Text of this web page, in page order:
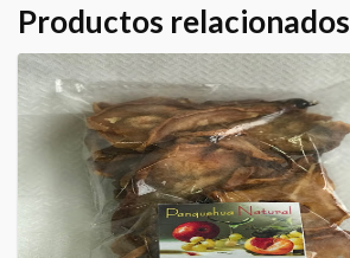
Productos relacionados